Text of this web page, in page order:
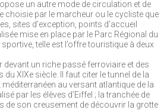
un autre mode de circulation et de
choisie par le marcheur ou le cycliste que
sites d’exception, points d’accueil
mise en place par le Parc Régional du
telle est l’offre touristique à deux
devant un riche passé ferroviaire et des
XIXe siècle. Il faut citer le tunnel de la
au versant atlantique de la
par les élèves d’Eiffel ; la tranchée de
de son creusement de découvrir la grotte